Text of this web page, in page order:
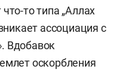
то типа „Аллах
ассоциация с
Вдобавок
оскорбления